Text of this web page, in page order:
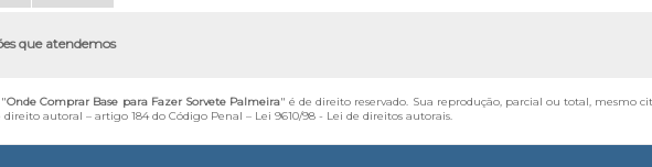
que atendemos
"Onde Comprar Base para Fazer Sorvete Palmeira" é de direito reservado. Sua reprodução, parcial ou total, mesmo
direito autoral – artigo 184 do Código Penal – Lei 9610/98 - Lei de direitos autorais.